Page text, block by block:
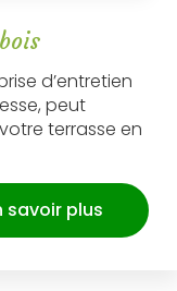
d’entretien
peut
terrasse en
savoir plus